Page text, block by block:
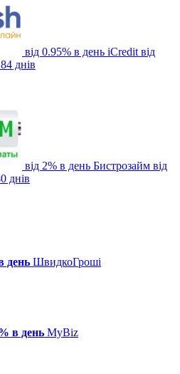
від 0.95% в день iCredit від
днів
від 2% в день Бистрозайм від
днів
день ШвидкоГроші
в день MyBiz